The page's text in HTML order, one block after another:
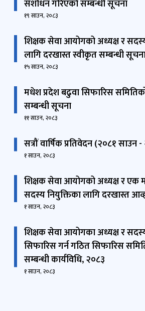
संशोधन गरिएको सम्बन्धी सूचना
१९ साउन, २०८३
शिक्षक सेवा आयोगको अध्यक्ष र
लागि दरखास्त स्वीकृत सम्बन्धी
१५ साउन, २०८३
मधेश प्रदेश बढुवा सिफारिस
सम्बन्धी सूचना
११ साउन, २०८३
सत्रौं वार्षिक प्रतिवेदन (२०८१
१ साउन, २०८३
शिक्षक सेवा आयोगको अध्यक्ष र एक
सदस्य नियुक्तिका लागि दरखास्त
१ साउन, २०८३
शिक्षक सेवा आयोगका अध्यक्ष र
सिफारिस गर्न गठित सिफारिस
सम्बन्धी कार्यविधि, २०८३
१ साउन, २०८३